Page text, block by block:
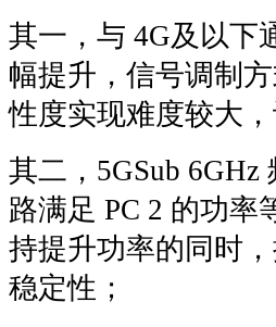
其一，与 4G及以下
幅提升，信号调制
性度实现难度较大
其二，5GSub
路满足 PC 2 的功
持提升功率的同时
稳定性；